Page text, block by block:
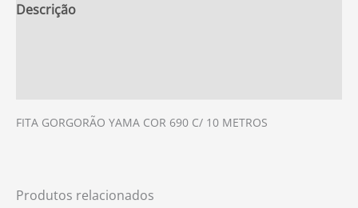
Descrição
FITA GORGORÃO YAMA COR 690 C/ 10 METROS
Produtos relacionados